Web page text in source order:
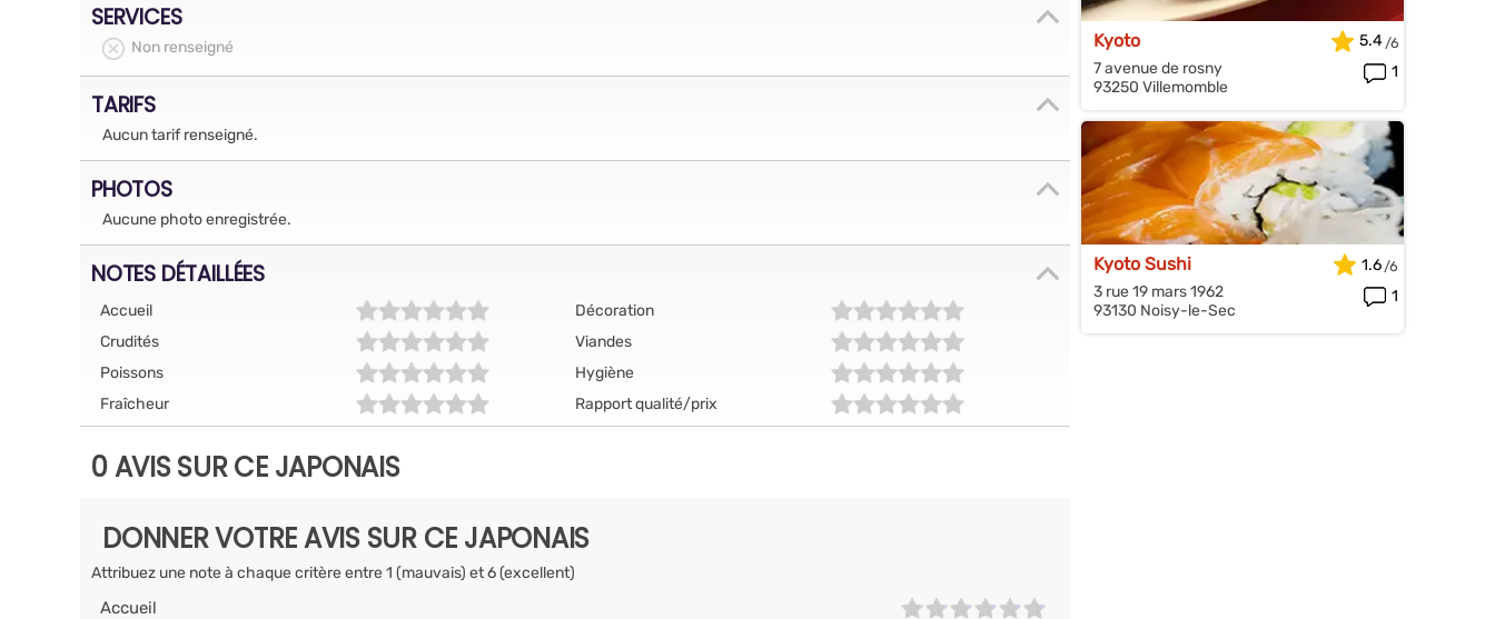
SERVICES
Non renseigné
TARIFS
Aucun tarif renseigné.
PHOTOS
Aucune photo enregistrée.
NOTES DÉTAILLÉES
Accueil
Décoration
Crudités
Viandes
Poissons
Hygiène
Fraîcheur
Rapport qualité/prix
0 AVIS SUR CE JAPONAIS
DONNER VOTRE AVIS SUR CE JAPONAIS
Attribuez une note à chaque critère entre 1 (mauvais) et 6 (excellent)
Accueil
Kyoto
7 avenue de rosny
93250 Villemomble
5.4
1
Kyoto Sushi
3 rue 19 mars 1962
93130 Noisy-le-Sec
1.6
1